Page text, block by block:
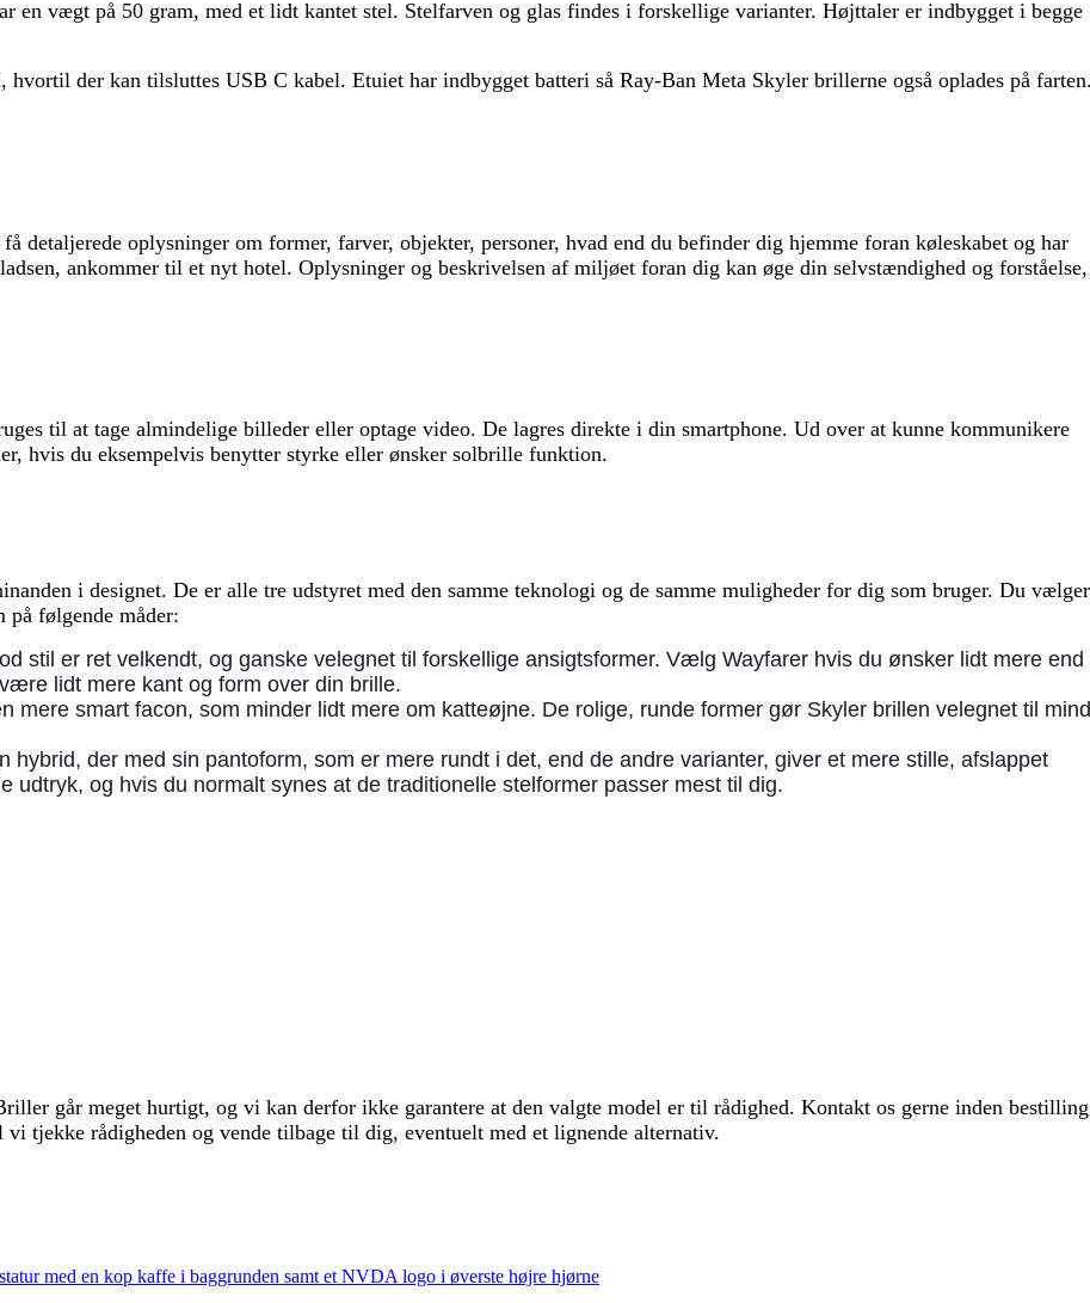
en vægt på 50 gram, med et lidt kantet stel. Stelfarven og glas findes i forskellige varianter. Højttaler er indbygget i begge
der kan tilsluttes USB C kabel. Etuiet har indbygget batteri så Ray-Ban Meta Skyler brillerne også oplades på
detaljerede oplysninger om former, farver, objekter, personer, hvad end du befinder dig hjemme foran køleskabet og har
ankommer til et nyt hotel. Oplysninger og beskrivelsen af miljøet foran dig kan øge din selvstændighed og forståelse,
til at tage almindelige billeder eller optage video. De lagres direkte i din smartphone. Ud over at kunne kommunikere
hvis du eksempelvis benytter styrke eller ønsker solbrille funktion.
i designet. De er alle tre udstyret med den samme teknologi og de samme muligheder for dig som bruger. Du vælger
på følgende måder:
stil er ret velkendt, og ganske velegnet til forskellige ansigtsformer. Vælg Wayfarer hvis du ønsker lidt mere end
lidt mere kant og form over din brille.
mere smart facon, som minder lidt mere om katteøjne. De rolige, runde former gør Skyler brillen velegnet til
hybrid, der med sin pantoform, som er mere rundt i det, end de andre varianter, giver et mere stille, afslappet
og hvis du normalt synes at de traditionelle stelformer passer mest til dig.
går meget hurtigt, og vi kan derfor ikke garantere at den valgte model er til rådighed. Kontakt os gerne inden bestilling
tjekke rådigheden og vende tilbage til dig, eventuelt med et lignende alternativ.